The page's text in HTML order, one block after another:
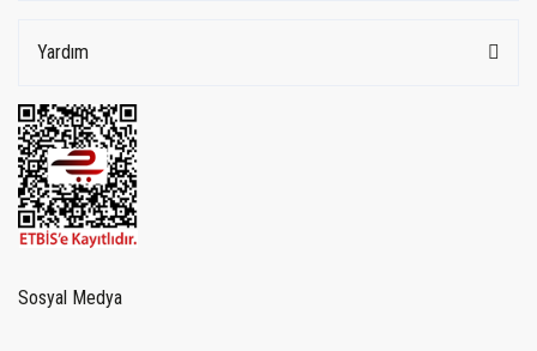
Yardım
Sosyal Medya